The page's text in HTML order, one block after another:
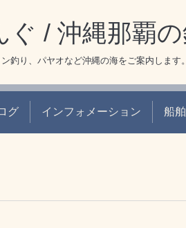
ぐ / 沖縄那覇
釣り、パヤオなど沖縄の海をご案内します。
グ インフォメーション 船